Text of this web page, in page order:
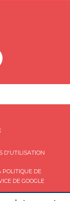
D'UTILISATION
POLITIQUE DE
DE GOOGLE